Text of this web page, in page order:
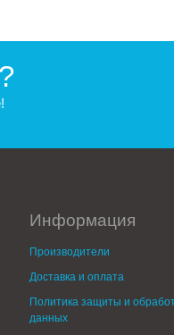
Информация
Производители
Доставка и оплата
Политика защиты и
данных